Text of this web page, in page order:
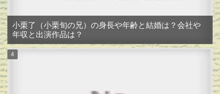
小栗了（小栗旬の兄）の身長や年齢と結婚は？会社や
年収と出演作品は？